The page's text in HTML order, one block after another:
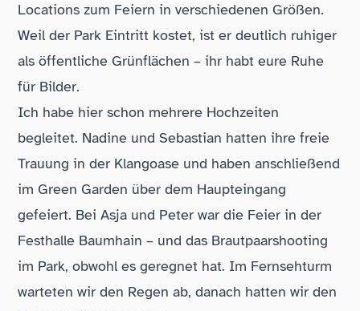
Locations zum Feiern in verschiedenen Größen.
Weil der Park Eintritt kostet, ist er deutlich ruhiger
als öffentliche Grünflächen – ihr habt eure Ruhe
für Bilder.
Ich habe hier schon mehrere Hochzeiten
begleitet. Nadine und Sebastian hatten ihre freie
Trauung in der Klangoase und haben anschließend
im Green Garden über dem Haupteingang
gefeiert. Bei Asja und Peter war die Feier in der
Festhalle Baumhain – und das Brautpaarshooting
im Park, obwohl es geregnet hat. Im Fernsehturm
warteten wir den Regen ab, danach hatten wir den